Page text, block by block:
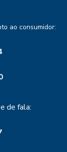
ao consumidor:
de fala: